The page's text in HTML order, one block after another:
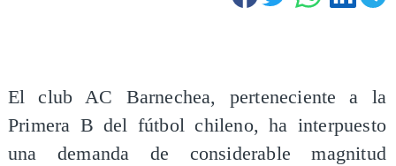
El club AC Barnechea, perteneciente a la
Primera B del fútbol chileno, ha interpuesto
una demanda de considerable magnitud